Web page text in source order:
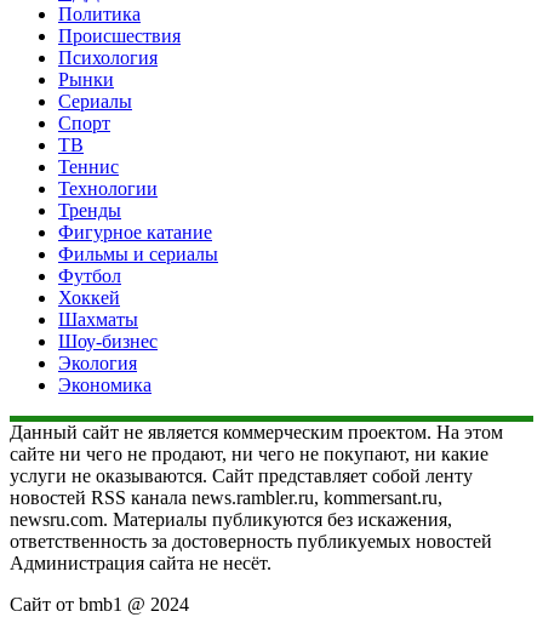
Политика
Происшествия
Психология
Рынки
Сериалы
Спорт
ТВ
Теннис
Технологии
Тренды
Фигурное катание
Фильмы и сериалы
Футбол
Хоккей
Шахматы
Шоу-бизнес
Экология
Экономика
Данный сайт не является коммерческим проектом. На этом
сайте ни чего не продают, ни чего не покупают, ни какие
услуги не оказываются. Сайт представляет собой ленту
новостей RSS канала news.rambler.ru, kommersant.ru,
newsru.com. Материалы публикуются без искажения,
ответственность за достоверность публикуемых новостей
Администрация сайта не несёт.
Сайт от bmb1 @ 2024